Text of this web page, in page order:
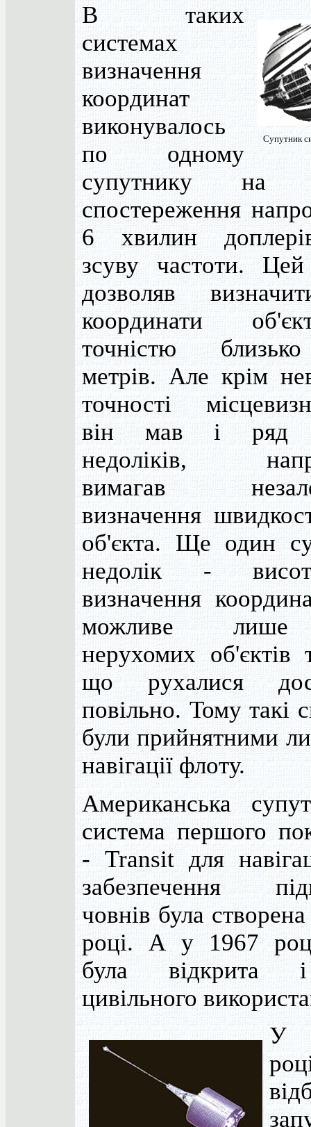
Супутник
В таких
системах
визначення
координат
виконувалось
по одному
супутнику на
спостереження
6 хвилин
зсуву частоти.
дозволяв
координати
точністю
метрів. Але крім
точності
він мав і ряд
недоліків,
вимагав
визначення
об'єкта. Ще один
недолік -
визначення
можливе
нерухомих об'єктів
що рухалися
повільно. Тому такі
були прийнятними
навігації флоту.
Американська
система першого
- Transit для
забезпечення
човнів була
році. А у 1967
була відкрита
цивільного
У